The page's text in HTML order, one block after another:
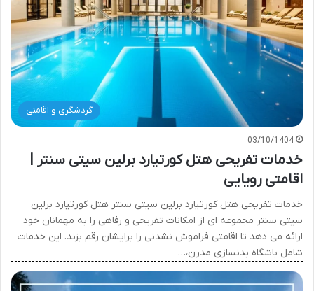
گردشگری و اقامتی
03/10/1404
خدمات تفریحی هتل کورتیارد برلین سیتی سنتر |
اقامتی رویایی
خدمات تفریحی هتل کورتیارد برلین سیتی سنتر هتل کورتیارد برلین
سیتی سنتر مجموعه ای از امکانات تفریحی و رفاهی را به مهمانان خود
ارائه می دهد تا اقامتی فراموش نشدنی را برایشان رقم بزند. این خدمات
شامل باشگاه بدنسازی مدرن،…